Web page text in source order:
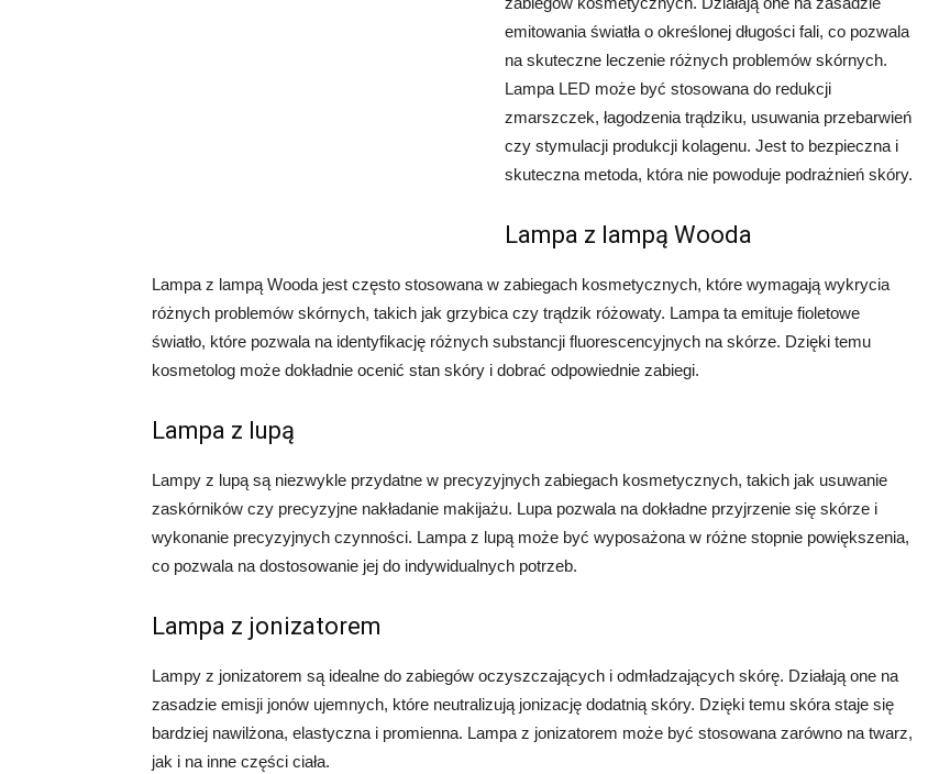
emitowania światła o określonej długości fali, co pozwala
na skuteczne leczenie różnych problemów skórnych.
Lampa LED może być stosowana do redukcji
zmarszczek, łagodzenia trądziku, usuwania przebarwień
czy stymulacji produkcji kolagenu. Jest to bezpieczna i
skuteczna metoda, która nie powoduje podrażnień skóry.
Lampa z lampą Wooda
Lampa z lampą Wooda jest często stosowana w zabiegach kosmetycznych, które wymagają wykrycia
różnych problemów skórnych, takich jak grzybica czy trądzik różowaty. Lampa ta emituje fioletowe
światło, które pozwala na identyfikację różnych substancji fluorescencyjnych na skórze. Dzięki temu
kosmetolog może dokładnie ocenić stan skóry i dobrać odpowiednie zabiegi.
Lampa z lupą
Lampy z lupą są niezwykle przydatne w precyzyjnych zabiegach kosmetycznych, takich jak usuwanie
zaskórników czy precyzyjne nakładanie makijażu. Lupa pozwala na dokładne przyjrzenie się skórze i
wykonanie precyzyjnych czynności. Lampa z lupą może być wyposażona w różne stopnie powiększenia,
co pozwala na dostosowanie jej do indywidualnych potrzeb.
Lampa z jonizatorem
Lampy z jonizatorem są idealne do zabiegów oczyszczających i odmładzających skórę. Działają one na
zasadzie emisji jonów ujemnych, które neutralizują jonizację dodatnią skóry. Dzięki temu skóra staje się
bardziej nawilżona, elastyczna i promienna. Lampa z jonizatorem może być stosowana zarówno na twarz,
jak i na inne części ciała.